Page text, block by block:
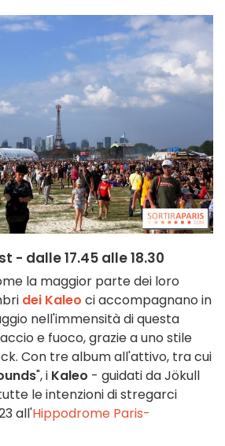
- dalle 17.45 alle 18.30
la maggior parte dei loro
dei Kaleo ci accompagnano in
nell'immensità di questa
e fuoco, grazie a uno stile
Con tre album all'attivo, tra cui
", i Kaleo - guidati da Jökull
le intenzioni di stregarci
all'Hippodrome Paris-